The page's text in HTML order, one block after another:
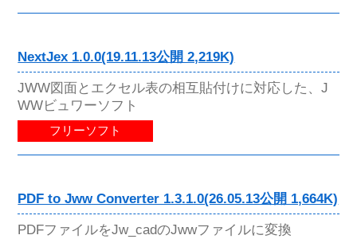
NextJex 1.0.0(19.11.13公開 2,219K)
JWW図面とエクセル表の相互貼付けに対応した、J
WWビュワーソフト
フリーソフト
PDF to Jww Converter 1.3.1.0(26.05.13公開 1,664K)
PDFファイルをJw_cadのJwwファイルに変換